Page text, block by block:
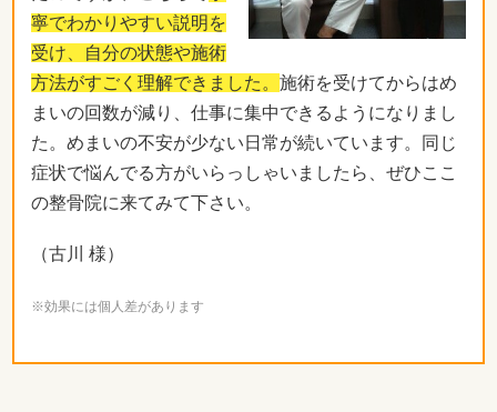
寧でわかりやすい説明を
受け、自分の状態や施術
方法がすごく理解できました。 施術を受けてからはめ
まいの回数が減り、仕事に集中できるようになりまし
た。めまいの不安が少ない日常が続いています。同じ
症状で悩んでる方がいらっしゃいましたら、ぜひここ
の整骨院に来てみて下さい。
（古川 様）
※効果には個人差があります